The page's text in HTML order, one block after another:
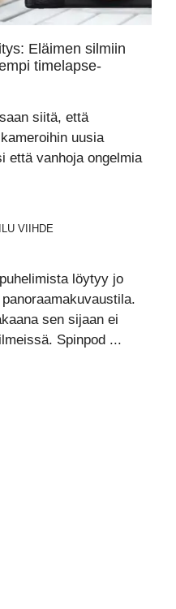
Eläimen silmiin
timelapse-
siitä, että
uusia
että vanhoja ongelmia
VIIHDE
löytyy jo
sen sijaan ei
Spinpod ...